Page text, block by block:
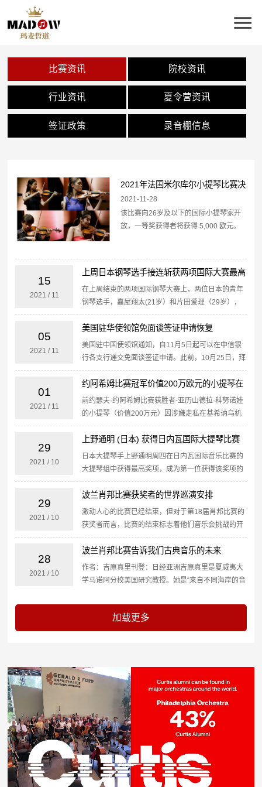
比赛资讯 院校资讯
行业资讯 夏令营资讯
签证政策 录音棚信息
2021年法国米尔库尔小提琴比赛决
赛名单公布
2021-11-28
该比赛向26岁及以下的国际小提琴家开
放，一等奖获得者将获得 5,000 欧元。
Yumiba（...
15
2021 / 11
上周日本钢琴选手接连斩获两项国际大赛最高
奖项
在上周结束的两项国际钢琴大赛上，两位日本的青年
钢琴选手，嘉屋翔太(21岁）和片田爱理（29岁），
分别获得最高奖项。在德国魏玛举办的李斯特国际钢
琴比赛上，嘉屋翔太在决赛轮中以李斯特的B小调奏
鸣曲和《死亡...
05
2021 / 11
美国驻华使领馆免面谈签证申请恢复
美国驻中国使领馆通知，自11月5日起可以在中信银
行各支行递交免面谈签证申请。此前，10月25日，拜
登总统宣布了“旨在推动COVID-19疫情期间安全恢复
全球旅行的总统公告”。该公告将于2021年11月...
01
2021 / 11
约阿希姆比赛冠军价值200万欧元的小提琴在
机场被没收
前约瑟夫·约阿希姆比赛获胜者-亚历山德拉·科努诺娃
的小提琴（价值200万元）因涉嫌走私在基希讷乌机
场海关被带走。基希讷乌机场的海关工作人员夺走了
摩尔多瓦小提琴家亚历山德拉·科努诺娃（在前往俄罗
斯途中）...
29
2021 / 10
上野通明 (日本) 获得日内瓦国际大提琴比赛
冠军！
日本大提琴手上野通明周四在日内瓦国际音乐比赛的
大提琴组中获得最高奖项，成为第一位获得该奖项的
日本大提琴家。评审团主席Ivan Monighetti表示，上
野“个性非常强。他全身心地投入到他演奏的乐曲中...
29
2021 / 10
波兰肖邦比赛获奖者的世界巡演安排
激动人心的比赛已经结束，但对于第18届肖邦比赛的
获奖者而言，比赛的结束标志着他们音乐会挑战的开
始。第18届肖邦比赛的冠军刘晓禹即将开始为期四个
月的巡回音乐会，他将前往欧洲、亚洲和美洲的16个
著名音乐会...
28
2021 / 10
波兰肖邦比赛告诉我们古典音乐的未来
作者：吉原真里刊登：日经亚洲吉原真里是夏威夷大
学马诺阿分校美国研究教授。她是“来自不同海岸的音
年）、“最亲爱的莱尼：来自日本的信件和世界大师的
诞生”（2...